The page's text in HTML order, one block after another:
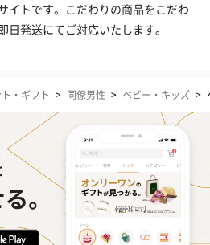
イトです。こだわりの商品をこだわ
日発送にてご対応いたします。
・ギフト > 同僚男性 > ベビー・キッズ >